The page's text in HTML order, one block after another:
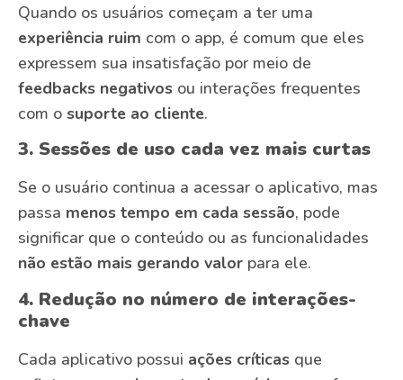
Quando os usuários começam a ter uma
experiência ruim com o app, é comum que eles
expressem sua insatisfação por meio de
feedbacks negativos ou interações frequentes
com o suporte ao cliente.
3. Sessões de uso cada vez mais curtas
Se o usuário continua a acessar o aplicativo, mas
passa menos tempo em cada sessão, pode
significar que o conteúdo ou as funcionalidades
não estão mais gerando valor para ele.
4. Redução no número de interações-
chave
Cada aplicativo possui ações críticas que